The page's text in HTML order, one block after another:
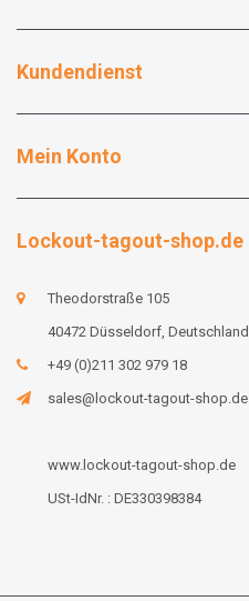
Kundendienst
Mein Konto
Lockout-tagout-shop.de
Theodorstraße 105
40472 Düsseldorf, Deutschland
+49 (0)211 302 979 18
sales@lockout-tagout-shop.de
www.lockout-tagout-shop.de
USt-IdNr. : DE330398384